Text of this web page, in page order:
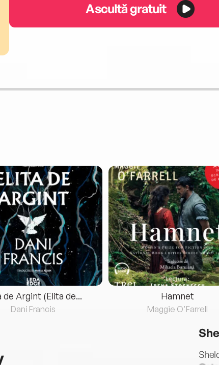
Ascultă gratuit
de Argint (Elita de...
Dani Francis
Hamnet
Maggie O'Farrell